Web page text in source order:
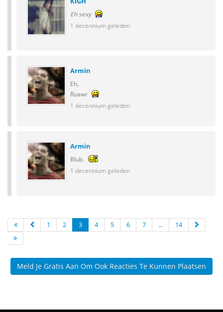
Eh sexy
1 decennium geleden
Armin
Eh,
Roawr
1 decennium geleden
Armin
Blub.
1 decennium geleden
1 2 3 4 5 6 7 ... 14
Meld Je Gratis Aan Om Ook Reacties Te Kunnen Plaatsen